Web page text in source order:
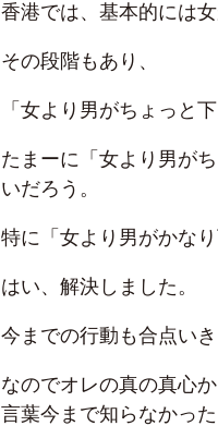
香港では、基本的には女
その段階もあり、
「女より男がちょっと
たまーに「女より男が
いだろう。
特に「女より男がかな
はい、解決しました。
今までの行動も合点い
なのでオレの真の真心
言葉今まで知らなかっ